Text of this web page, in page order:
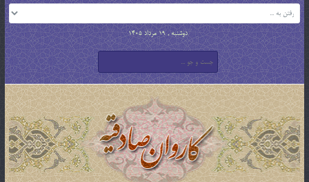
دوشنبه , 19 مرداد 1405